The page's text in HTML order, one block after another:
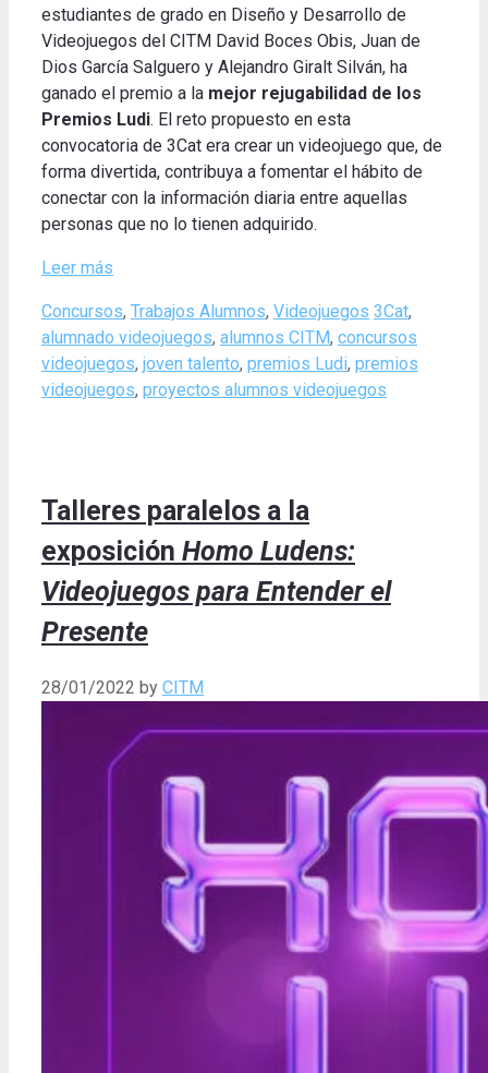
estudiantes de grado en Diseño y Desarrollo de
Videojuegos del CITM David Boces Obis, Juan de
Dios García Salguero y Alejandro Giralt Silván, ha
ganado el premio a la mejor rejugabilidad de los
Premios Ludi. El reto propuesto en esta
convocatoria de 3Cat era crear un videojuego que, de
forma divertida, contribuya a fomentar el hábito de
conectar con la información diaria entre aquellas
personas que no lo tienen adquirido.
Leer más
Categories
Concursos, Trabajos Alumnos, Videojuegos Tags
3Cat,
alumnado videojuegos, alumnos CITM, concursos
videojuegos, joven talento, premios Ludi, premios
videojuegos, proyectos alumnos videojuegos
Talleres paralelos a la
exposición Homo Ludens:
Videojuegos para Entender el
Presente
28/01/2022 by CITM